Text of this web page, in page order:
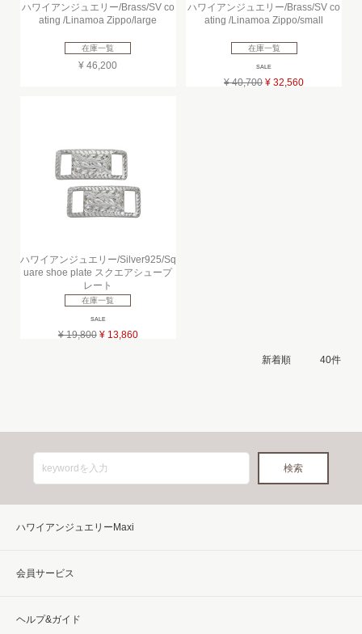
ハワイアンジュエリー/Brass/SV co
ating /Linamoa Zippo/large
在庫一覧
¥ 46,200
ハワイアンジュエリー/Brass/SV co
ating /Linamoa Zippo/small
在庫一覧
SALE
¥ 40,700 ¥ 32,560
ハワイアンジュエリー/Silver925/Sq
uare shoe plate スクエアシュープ
レート
在庫一覧
SALE
¥ 19,800 ¥ 13,860
ハワイアンジュエリーMaxi
会員サービス
ヘルプ&ガイド